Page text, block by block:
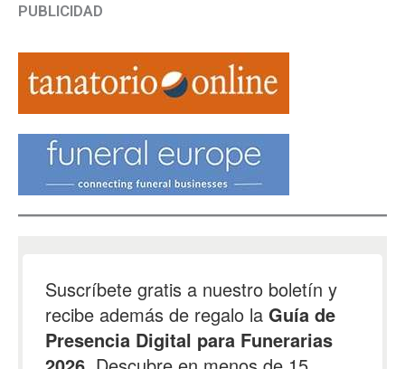
PUBLICIDAD